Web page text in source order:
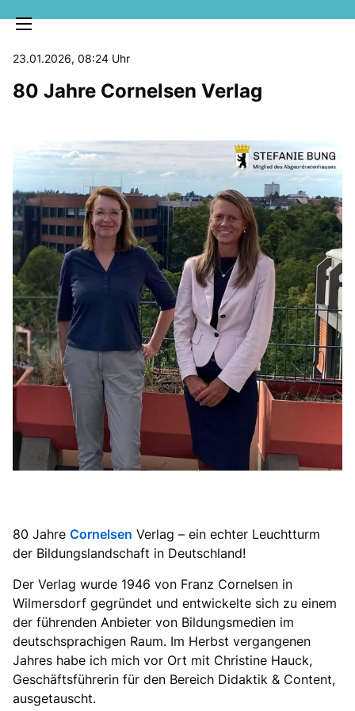
MELDUNGEN
SOZIALE MEDIEN
KLARTEXT
23.01.2026, 08:24 Uhr
80 Jahre Cornelsen Verlag
80 Jahre Cornelsen Verlag – ein echter Leuchtturm
der Bildungslandschaft in Deutschland!
Der Verlag wurde 1946 von Franz Cornelsen in
Wilmersdorf gegründet und entwickelte sich zu einem
der führenden Anbieter von Bildungsmedien im
deutschsprachigen Raum. Im Herbst vergangenen
Jahres habe ich mich vor Ort mit Christine Hauck,
Geschäftsführerin für den Bereich Didaktik & Content,
ausgetauscht.